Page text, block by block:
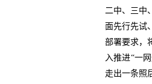
二中、三中
面先行先试
部署要求，
入推进“一
走出一条照